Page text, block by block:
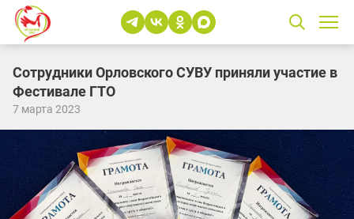
Сотрудники Орловского СУВУ приняли участие в
Фестивале ГТО
7 марта 2023